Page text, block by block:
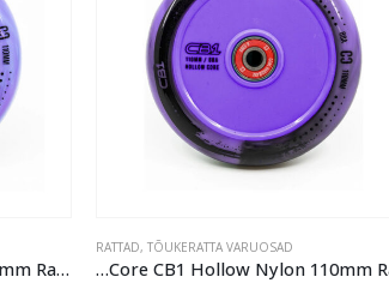
…Core CB1 Hollow Nylon 110mm Ratas – Black/Neochrome
RATTAD, TÕUKERATTA VARUOSAD